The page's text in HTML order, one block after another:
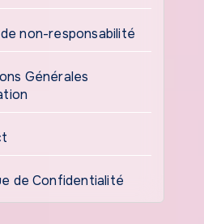
non-responsabilité
Générales
de Confidentialité